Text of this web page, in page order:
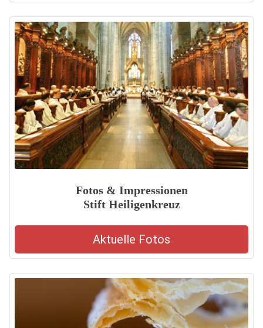
Fotos & Impressionen
Stift Heiligenkreuz
Aktuelle Fotos